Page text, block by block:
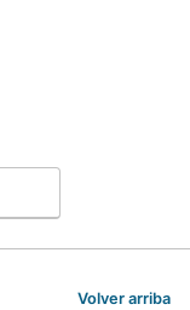
Volver arriba